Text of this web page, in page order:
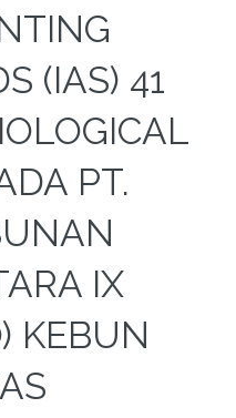
(IAS) 41
PT.
IX
KEBUN